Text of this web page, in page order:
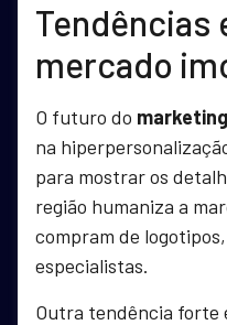
Tendências
mercado
O futuro do
na
para mostrar os
região humaniza a
compram de
especialistas.
Outra tendência forte